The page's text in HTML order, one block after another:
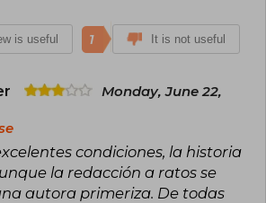
is useful 1 It is not useful
Monday, June 22,
condiciones, la historia
la redacción a ratos se
autora primeriza. De todas